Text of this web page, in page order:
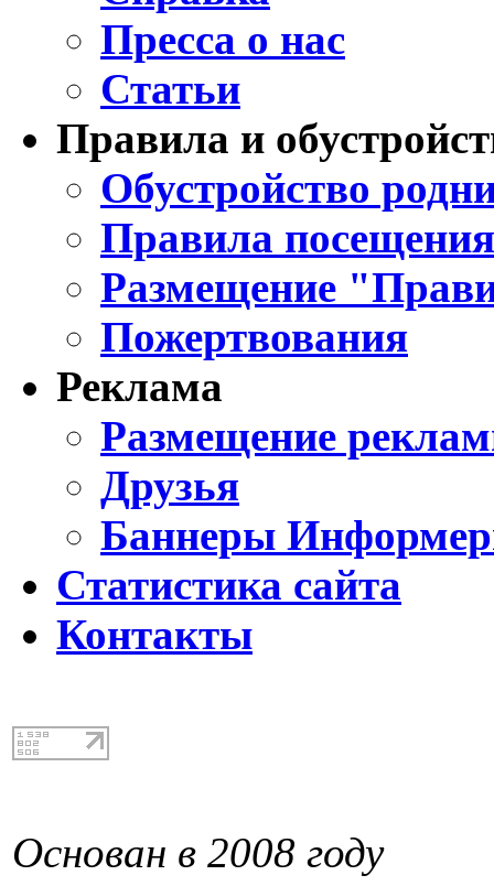
Пресса о нас
Статьи
Правила и
Обустройство
Правила
Размещение
Пожертвования
Реклама
Размещение
Друзья
Баннеры
Статистика сайта
Контакты
Основан в 2008 году